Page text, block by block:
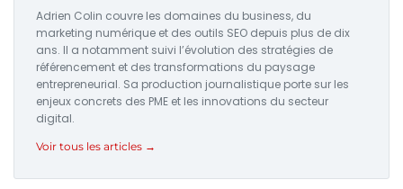
Adrien Colin couvre les domaines du business, du
marketing numérique et des outils SEO depuis plus de dix
ans. Il a notamment suivi l’évolution des stratégies de
référencement et des transformations du paysage
entrepreneurial. Sa production journalistique porte sur les
enjeux concrets des PME et les innovations du secteur
digital.
Voir tous les articles →